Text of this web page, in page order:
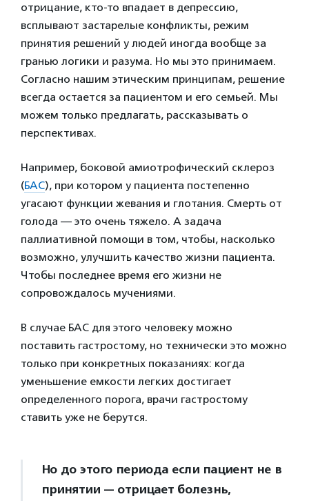
отрицание, кто-то впадает в депрессию,
всплывают застарелые конфликты, режим
принятия решений у людей иногда вообще за
гранью логики и разума. Но мы это принимаем.
Согласно нашим этическим принципам, решение
всегда остается за пациентом и его семьей. Мы
можем только предлагать, рассказывать о
перспективах.
Например, боковой амиотрофический склероз
(БАС), при котором у пациента постепенно
угасают функции жевания и глотания. Смерть от
голода — это очень тяжело. А задача
паллиативной помощи в том, чтобы, насколько
возможно, улучшить качество жизни пациента.
Чтобы последнее время его жизни не
сопровождалось мучениями.
В случае БАС для этого человеку можно
поставить гастростому, но технически это можно
только при конкретных показаниях: когда
уменьшение емкости легких достигает
определенного порога, врачи гастростому
ставить уже не берутся.
Но до этого периода если пациент не в
принятии — отрицает болезнь,